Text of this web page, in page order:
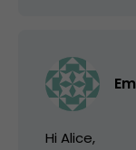
Hi Alice,